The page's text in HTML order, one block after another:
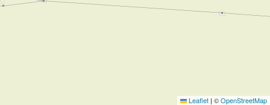
Leaflet | ©OpenStreetMap